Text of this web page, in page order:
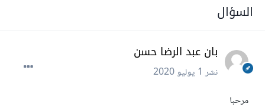
السؤال
بان عبد الرضا حسن
نشر1 يوليو 2020
مرحبا